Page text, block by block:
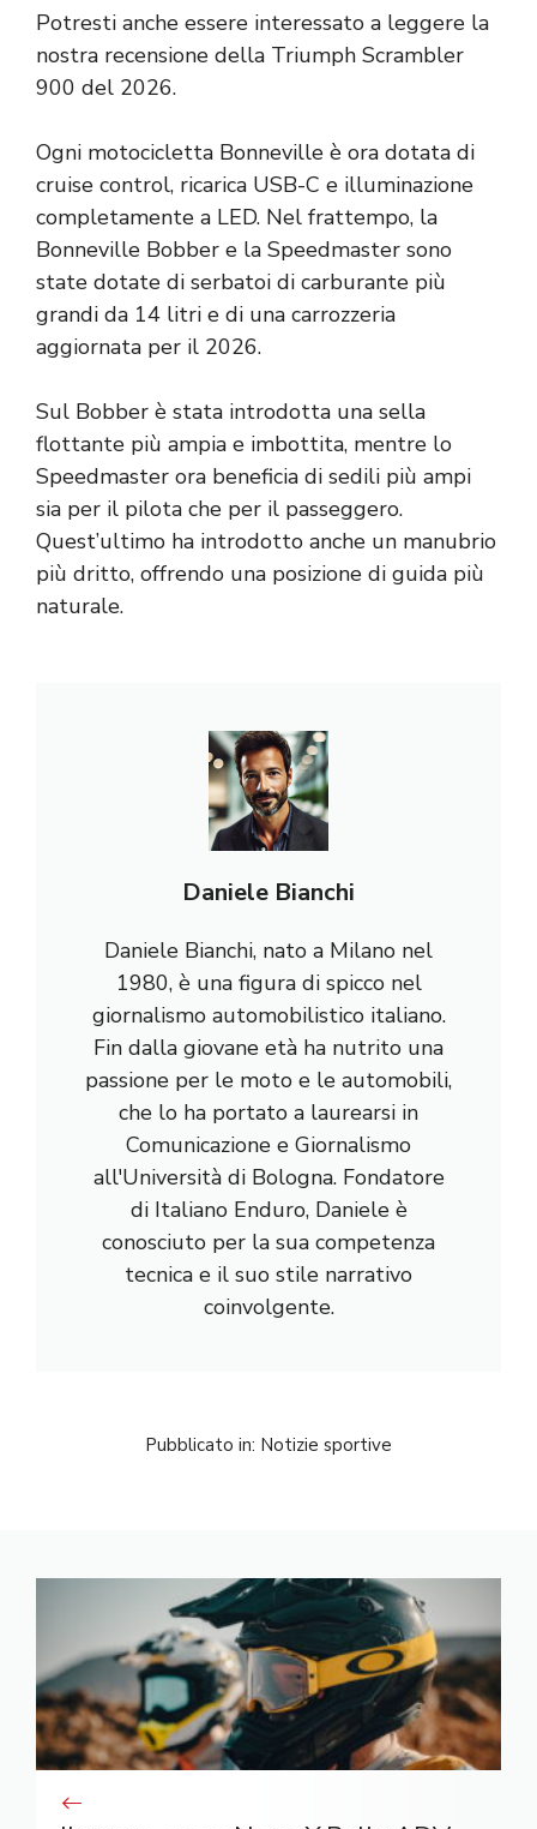
Potresti anche essere interessato a leggere la
nostra recensione della Triumph Scrambler
900 del 2026.
Ogni motocicletta Bonneville è ora dotata di
cruise control, ricarica USB-C e illuminazione
completamente a LED. Nel frattempo, la
Bonneville Bobber e la Speedmaster sono
state dotate di serbatoi di carburante più
grandi da 14 litri e di una carrozzeria
aggiornata per il 2026.
Sul Bobber è stata introdotta una sella
flottante più ampia e imbottita, mentre lo
Speedmaster ora beneficia di sedili più ampi
sia per il pilota che per il passeggero.
Quest’ultimo ha introdotto anche un manubrio
più dritto, offrendo una posizione di guida più
naturale.
Daniele Bianchi
Daniele Bianchi, nato a Milano nel
1980, è una figura di spicco nel
giornalismo automobilistico italiano.
Fin dalla giovane età ha nutrito una
passione per le moto e le automobili,
che lo ha portato a laurearsi in
Comunicazione e Giornalismo
all'Università di Bologna. Fondatore
di Italiano Enduro, Daniele è
conosciuto per la sua competenza
tecnica e il suo stile narrativo
coinvolgente.
Pubblicato in: Notizie sportive